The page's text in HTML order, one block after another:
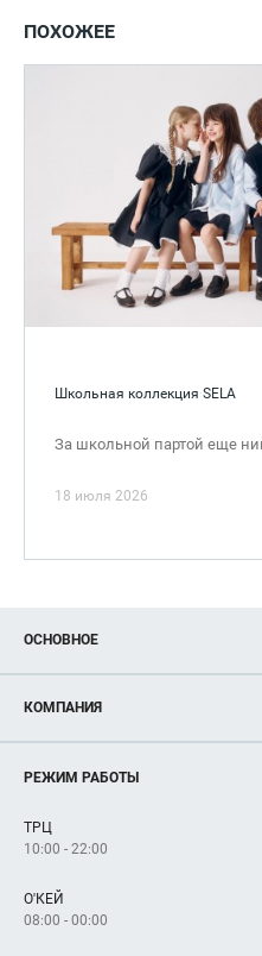
ПОХОЖЕЕ
Школьная коллекция SELA
За школьной партой еще
18 июля 2026
ОСНОВНОЕ
Новости
Магазины
Услуги
КОМПАНИЯ
Рекламодателям
Как добраться
РЕЖИМ РАБОТЫ
ТРЦ
10:00 - 22:00
О'КЕЙ
08:00 - 00:00